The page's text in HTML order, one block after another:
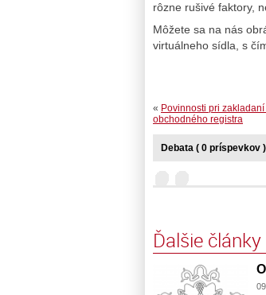
rôzne rušivé faktory,
Môžete sa na nás
virtuálneho sídla, s
« Povinnosti pri
obchodného registra
Debata ( 0 príspevkov )
Ďalšie